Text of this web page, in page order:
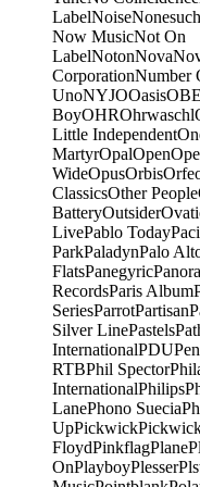
LabelNoiseNonesuch
Now MusicNot On
LabelNotonNova
CorporationNumber
UnoNYJOOasisOBE
BoyOHROhrwaschl
Little Independent
MartyrOpalOpen
WideOpusOrbis
ClassicsOther People
BatteryOutsider
LivePablo Today
ParkPaladynPalo
FlatsPanegyric
RecordsParis Album
SeriesParrotPartisan
Silver LinePastels
InternationalPDU
RTBPhil Spector
InternationalPhilips
LanePhono Suecia
UpPickwick
FloydPinkflagPlane
OnPlayboyPlesser